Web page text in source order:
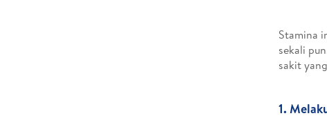
Stamina
sekali
sakit
1.